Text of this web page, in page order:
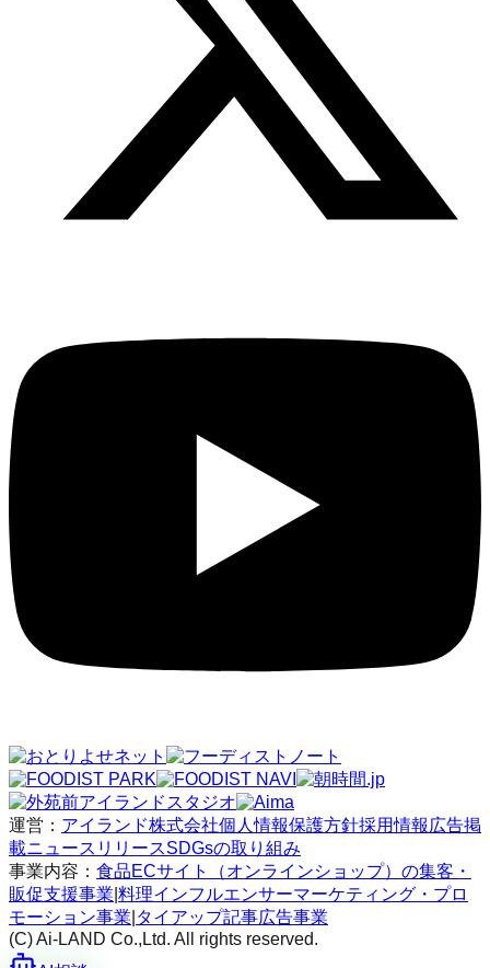
運営： アイランド株式会社個人情報保護方針採用情報 広告掲
載ニュースリリースSDGsの取り組み
事業内容： 食品ECサイト（オンラインショップ）の集客・
販促支援事業 料理インフルエンサーマーケティング・プロ
モーション事業 タイアップ記事広告事業
(C) Ai-LAND Co.,Ltd. All rights reserved.